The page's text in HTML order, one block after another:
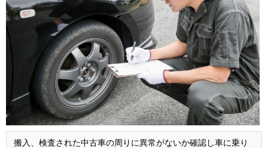
搬入、検査された中古車の周りに異常がないか確認し車に乗り